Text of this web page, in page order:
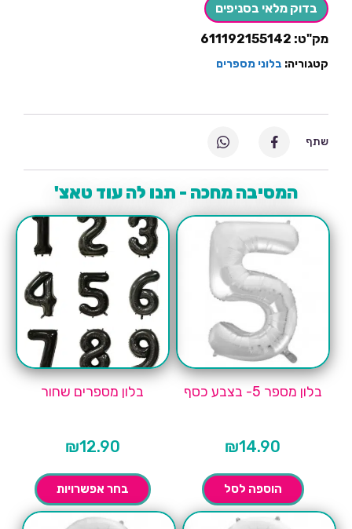
שחור
בדוק מלאי בסניפים
מק"ט: 611192155142
קטגוריה: בלוני מספרים
המסיבה מחכה - תנו לה עוד טאצ'
בלון מספר 5- בצבע כסף
₪14.90
הוספה לסל
בלון מספרים שחור
₪12.90
בחר אפשרויות
שתף